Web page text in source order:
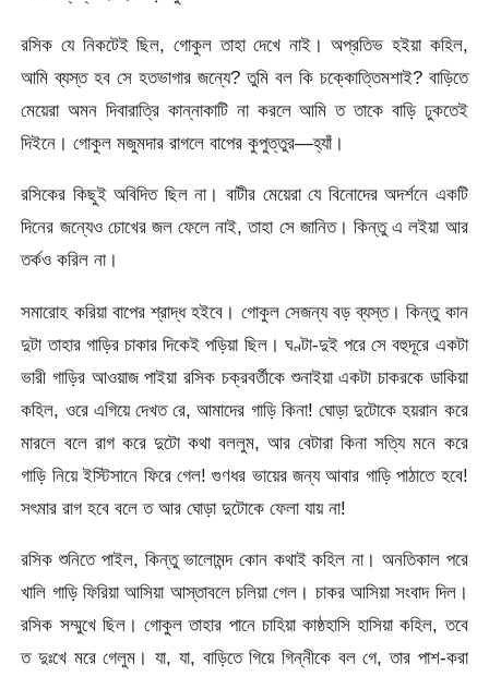
রসিক যে নিকটেই ছিল, গোকুল তাহা দেখে নাই। অপ্রতিভ হইয়া কহিল,
আমি ব্যস্ত হব সে হতভাগার জন্যে? তুমি বল কি চক্কোত্তিমশাই? বাড়িতে
মেয়েরা অমন দিবারাত্রি কান্নাকাটি না করলে আমি ত তাকে বাড়ি ঢুকতেই
দিইনে। গোকুল মজুমদার রাগলে বাপের কুপুত্তুর—হ্যাঁ।
রসিকের কিছুই অবিদিত ছিল না। বাটীর মেয়েরা যে বিনোদের অদর্শনে একটি
দিনের জন্যেও চোখের জল ফেলে নাই, তাহা সে জানিত। কিন্তু এ লইয়া আর
তর্কও করিল না।
সমারোহ করিয়া বাপের শ্রাদ্ধ হইবে। গোকুল সেজন্য বড় ব্যস্ত। কিন্তু কান
দুটা তাহার গাড়ির চাকার দিকেই পড়িয়া ছিল। ঘণ্টা-দুই পরে সে বহুদূরে একটা
ভারী গাড়ির আওয়াজ পাইয়া রসিক চক্রবর্তীকে শুনাইয়া একটা চাকরকে ডাকিয়া
কহিল, ওরে এগিয়ে দেখত রে, আমাদের গাড়ি কিনা! ঘোড়া দুটোকে হয়রান করে
মারলে বলে রাগ করে দুটো কথা বললুম, আর বেটারা কিনা সত্যি মনে করে
গাড়ি নিয়ে ইস্টিসানে ফিরে গেল! গুণধর ভায়ের জন্য আবার গাড়ি পাঠাতে হবে!
সৎমার রাগ হবে বলে ত আর ঘোড়া দুটোকে ফেলা যায় না!
রসিক শুনিতে পাইল, কিন্তু ভালোমন্দ কোন কথাই কহিল না। অনতিকাল পরে
খালি গাড়ি ফিরিয়া আসিয়া আস্তাবলে চলিয়া গেল। চাকর আসিয়া সংবাদ দিল।
রসিক সম্মুখে ছিল। গোকুল তাহার পানে চাহিয়া কাষ্ঠহাসি হাসিয়া কহিল, তবে
ত দুঃখে মরে গেলুম। যা, যা, বাড়িতে গিয়ে গিন্নীকে বল গে, তার পাশ-করা